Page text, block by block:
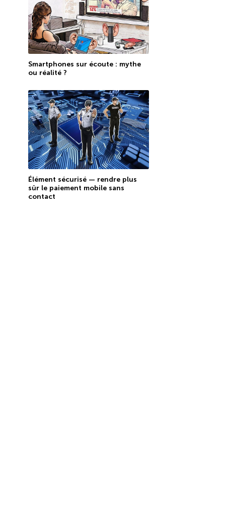
Smartphones sur écoute : mythe
ou réalité ?
Élément sécurisé — rendre plus
sûr le paiement mobile sans
contact